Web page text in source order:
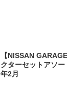
【NISSAN
クターセットアソ
年2月